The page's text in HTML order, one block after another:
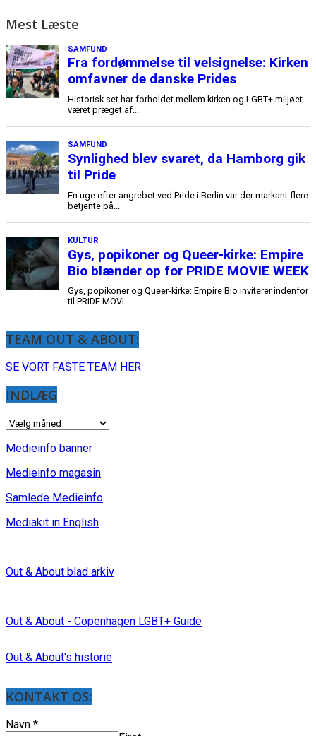
Mest Læste
TEAM OUT & ABOUT:
SE VORT FASTE TEAM HER
INDLÆG
INDLÆG
Medieinfo banner
Medieinfo magasin
Samlede Medieinfo
Mediakit in English
Out & About blad arkiv
Out & About - Copenhagen LGBT+ Guide
Out & About's historie
KONTAKT OS:
Navn *